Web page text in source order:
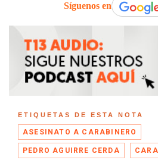
Síguenos en
ETIQUETAS DE ESTA NOTA
ASESINATO A CARABINERO
PEDRO AGUIRRE CERDA